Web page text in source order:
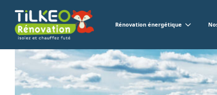
Rénovation énergétique